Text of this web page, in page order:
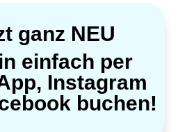
ganz NEU
einfach per
Instagram
buchen!